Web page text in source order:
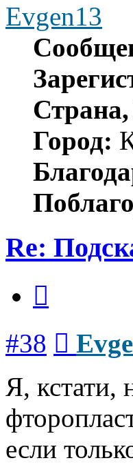
Evgen13
Город:
Re:
#38
Я, кстати,
если